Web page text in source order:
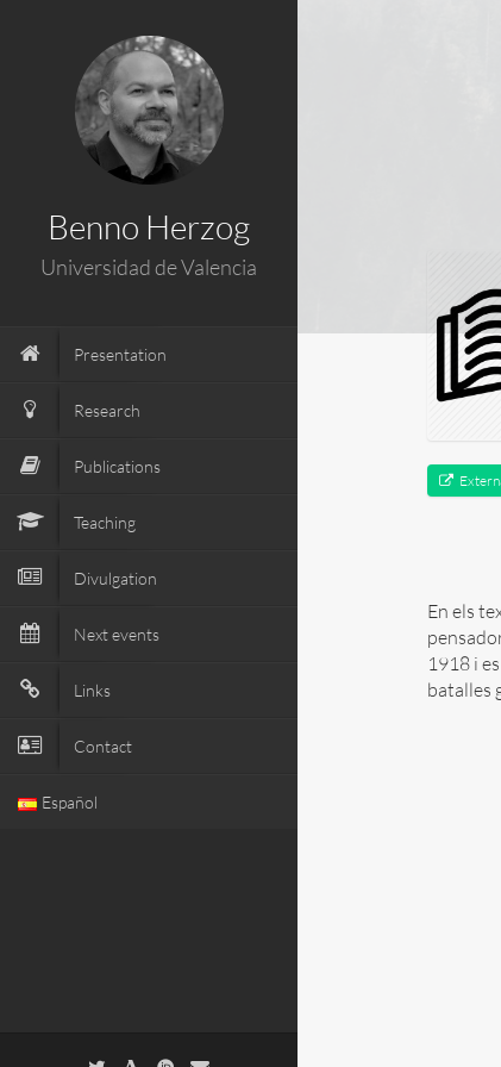
Benno Herzog
Universidad de Valencia
Presentation
Research
Publications
Teaching
Divulgation
Next events
Links
Contact
Español
En els
1918 i
batalles